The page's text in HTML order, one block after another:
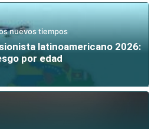
nuevos tiempos
latinoamericano 2026:
por edad